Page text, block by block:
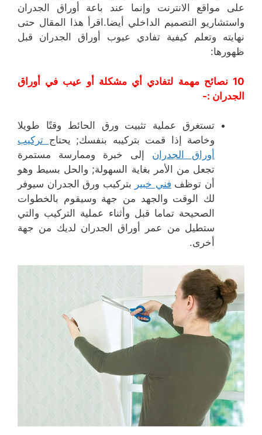
على مواقع الانترنت وإنما عند باعة أوراق الجدران
واستشاريو التصميم الداخلي أيضا.اقرأ هذا المقال حتى
نهايته وتعلم كيفية تفادي عيوب أوراق الجدران قبل
ظهورها:
10 نصائح مهمة لتفادي أي مشكلة أو عيب في أوراق
الجدران :-
تستغرق عملية تثبيت ورق الحائط وقتًا طويلا
وخاصة إذا قمت بتركيبه بنفسك; يحتاج تركيب
أوراق الجدران إلى خبرة وممارسة مستمرة
تجعل من الأمر بغاية السهولة; والحل بسيط وهو
أن توظف فني خبير بتركيب ورق الجدران سيوفر
لك الوقت والجهد من جهة وسيقوم بالخطوات
الصحيحة تماما قبل وأثناء عملية التركيب والتي
ستطيل من عمر أوراق الجدران لديك من جهة
أخرى.